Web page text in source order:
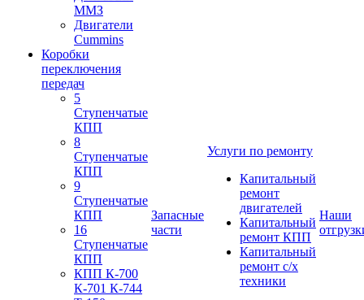
ММЗ
Двигатели
Cummins
Коробки
переключения
передач
5
Ступенчатые
КПП
8
Ступенчатые
КПП
9
Ступенчатые
КПП
16
Ступенчатые
КПП
КПП К-700
К-701 К-744
Запасные
части
Услуги по ремонту
Капитальный
ремонт
двигателей
Капитальный
ремонт КПП
Капитальный
ремонт с/х
техники
Наши